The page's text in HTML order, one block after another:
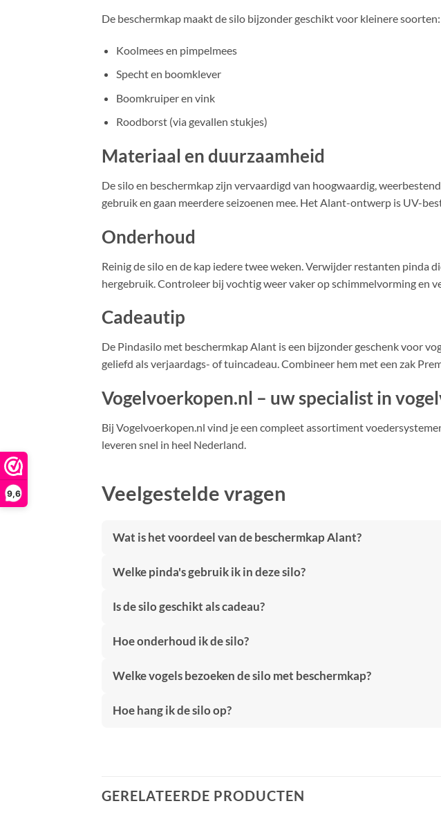
9,6
De beschermkap maakt de silo bijzonder geschikt voor kleinere soorten:
Koolmees en pimpelmees
Specht en boomklever
Boomkruiper en vink
Roodborst (via gevallen stukjes)
Materiaal en duurzaamheid
De silo en beschermkap zijn vervaardigd van hoogwaardig,
gebruik en gaan meerdere seizoenen mee. Het Alant-ontwerp is UV-
Onderhoud
Reinig de silo en de kap iedere twee weken. Verwijder restanten pinda
hergebruik. Controleer bij vochtig weer vaker op schimmelvorming en
Cadeautip
De Pindasilo met beschermkap Alant is een bijzonder geschenk voor
geliefd als verjaardags- of tuincadeau. Combineer hem met een zak
Vogelvoerkopen.nl – uw specialist in
Bij Vogelvoerkopen.nl vind je een compleet assortiment
leveren snel in heel Nederland.
Veelgestelde vragen
Wat is het voordeel van de beschermkap Alant?
Welke pinda's gebruik ik in deze silo?
Is de silo geschikt als cadeau?
Hoe onderhoud ik de silo?
Welke vogels bezoeken de silo met beschermkap?
Hoe hang ik de silo op?
GERELATEERDE PRODUCTEN